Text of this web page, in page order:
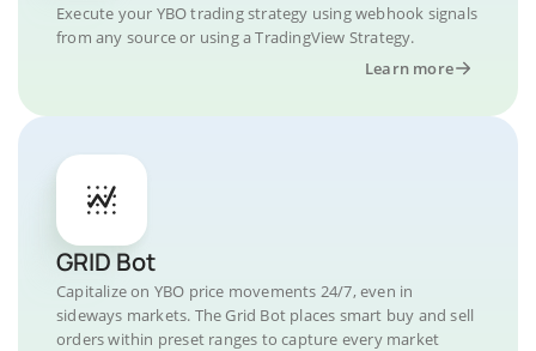
Execute your YBO trading strategy using webhook signals
from any source or using a TradingView Strategy.
Learn more
GRID Bot
Capitalize on YBO price movements 24/7, even in
sideways markets. The Grid Bot places smart buy and sell
orders within preset ranges to capture every market